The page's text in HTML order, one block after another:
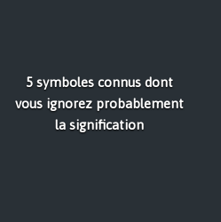
5 symboles connus dont
vous ignorez probablement
la signification